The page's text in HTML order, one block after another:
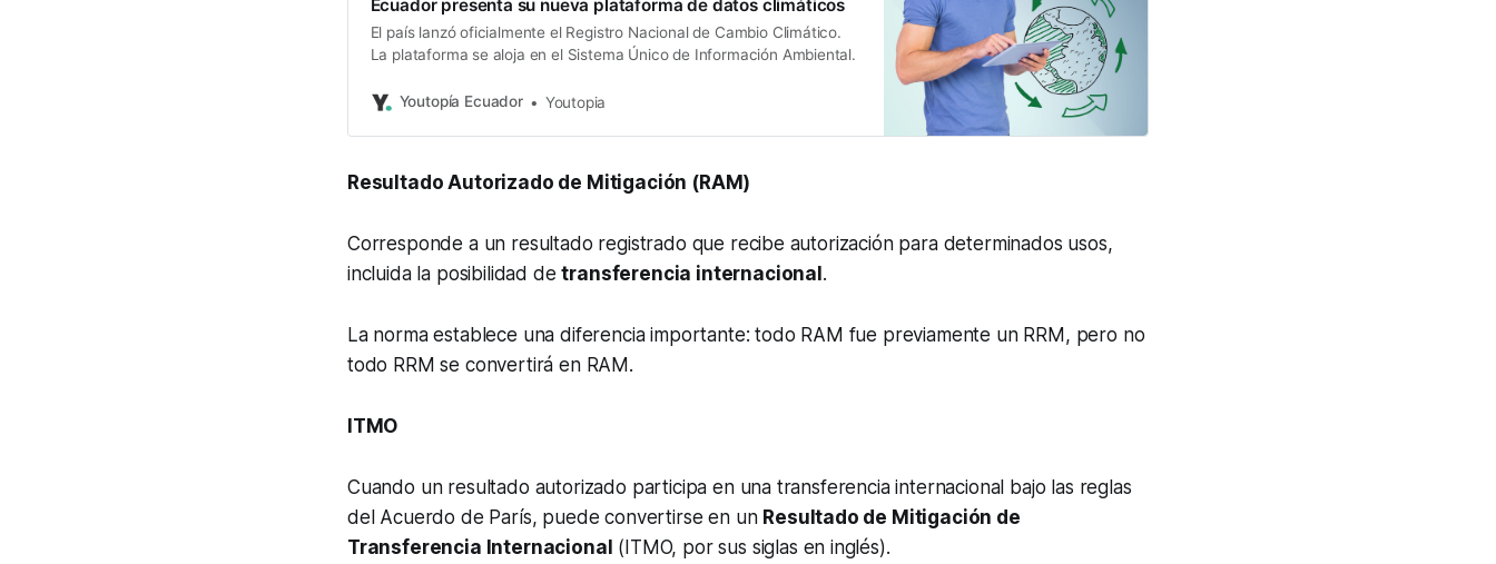
Ecuador presenta su nueva plataforma de datos climáticos
El país lanzó oficialmente el Registro Nacional de Cambio Climático.
La plataforma se aloja en el Sistema Único de Información Ambiental.
Youtopía Ecuador Youtopia
Resultado Autorizado de Mitigación (RAM)
Corresponde a un resultado registrado que recibe autorización para determinados usos,
incluida la posibilidad detransferencia internacional .
La norma establece una diferencia importante: todo RAM fue previamente un RRM, pero no
todo RRM se convertirá en RAM.
ITMO
Cuando un resultado autorizado participa en una transferencia internacional bajo las reglas
del Acuerdo de París, puede convertirse en un Resultado de Mitigación de
Transferencia Internacional (ITMO, por sus siglas en inglés).